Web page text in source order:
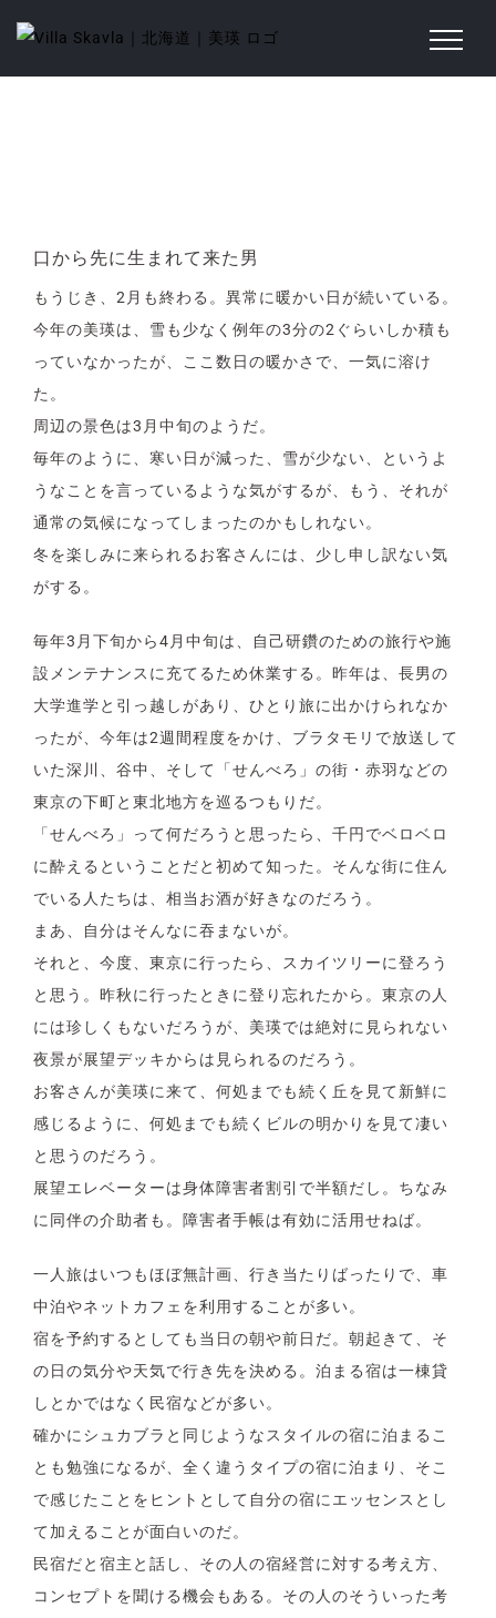
content
Larger
Image
口から先に生まれて来た男
もうじき、2月も終わる。異常に暖かい日が続いている。
今年の美瑛は、雪も少なく例年の3分の2ぐらいしか積も
っていなかったが、ここ数日の暖かさで、一気に溶け
た。
周辺の景色は3月中旬のようだ。
毎年のように、寒い日が減った、雪が少ない、というよ
うなことを言っているような気がするが、もう、それが
通常の気候になってしまったのかもしれない。
冬を楽しみに来られるお客さんには、少し申し訳ない気
がする。
毎年3月下旬から4月中旬は、自己研鑽のための旅行や施
設メンテナンスに充てるため休業する。昨年は、長男の
大学進学と引っ越しがあり、ひとり旅に出かけられなか
ったが、今年は2週間程度をかけ、ブラタモリで放送して
いた深川、谷中、そして「せんべろ」の街・赤羽などの
東京の下町と東北地方を巡るつもりだ。
「せんべろ」って何だろうと思ったら、千円でベロベロ
に酔えるということだと初めて知った。そんな街に住ん
でいる人たちは、相当お酒が好きなのだろう。
まあ、自分はそんなに吞まないが。
それと、今度、東京に行ったら、スカイツリーに登ろう
と思う。昨秋に行ったときに登り忘れたから。東京の人
には珍しくもないだろうが、美瑛では絶対に見られない
夜景が展望デッキからは見られるのだろう。
お客さんが美瑛に来て、何処までも続く丘を見て新鮮に
感じるように、何処までも続くビルの明かりを見て凄い
と思うのだろう。
展望エレベーターは身体障害者割引で半額だし。ちなみ
に同伴の介助者も。障害者手帳は有効に活用せねば。
一人旅はいつもほぼ無計画、行き当たりばったりで、車
中泊やネットカフェを利用することが多い。
宿を予約するとしても当日の朝や前日だ。朝起きて、そ
の日の気分や天気で行き先を決める。泊まる宿は一棟貸
しとかではなく民宿などが多い。
確かにシュカブラと同じようなスタイルの宿に泊まるこ
とも勉強になるが、全く違うタイプの宿に泊まり、そこ
で感じたことをヒントとして自分の宿にエッセンスとし
て加えることが面白いのだ。
民宿だと宿主と話し、その人の宿経営に対する考え方、
コンセプトを聞ける機会もある。その人のそういった考